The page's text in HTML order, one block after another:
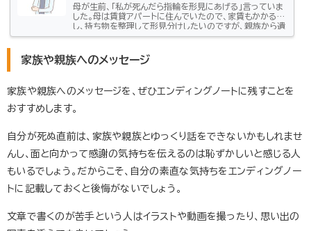
母が生前、「私が死んだら指輪を形見にあげる」言っていま
した。母は賃貸アパートに住んでいたので、家賃もかかる
し、持ち物を整理して形見分けしたいのですが、親族から遺
産分割協議が終わるまで待つよう言われました。先に形見
う相談者の気持ちとは別に、法的には「被相続人（亡くなっ
た人）がこう言っていた」ということだけを理由に形見分け
ついては、取り扱いに注意が必要です。遺言書がなければ
法的効力はないそもそ...
家族や親族へのメッセージ
家族や親族へのメッセージを、ぜひエンディングノートに残すことを
おすすめします。
自分が死ぬ直前は、家族や親族とゆっくり話をできないかもしれませ
んし、面と向かって感謝の気持ちを伝えるのは恥ずかしいと感じる人
もいるでしょう。だからこそ、自分の素直な気持ちをエンディングノー
トに記載しておくと後悔がないでしょう。
文章で書くのが苦手という人はイラストや動画を撮ったり、思い出の